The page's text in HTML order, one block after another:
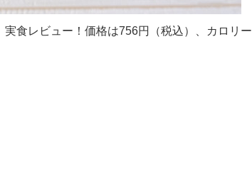
実食レビュー！価格は756円（税込）、カロリー